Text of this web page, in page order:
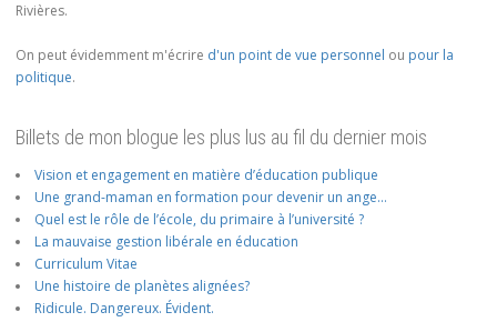
Rivières.
On peut évidemment m'écrire d'un point de vue personnel ou pour la
politique.
Billets de mon blogue les plus lus au fil du dernier mois
Vision et engagement en matière d’éducation publique
Une grand-maman en formation pour devenir un ange…
Quel est le rôle de l’école, du primaire à l’université ?
La mauvaise gestion libérale en éducation
Curriculum Vitae
Une histoire de planètes alignées?
Ridicule. Dangereux. Évident.